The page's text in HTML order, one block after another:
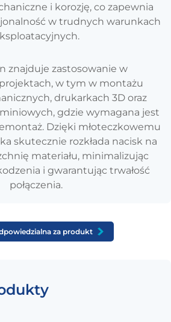
i korozję, co zapewnia
w trudnych warunkach
znajduje zastosowanie w
w tym w montażu
drukarkach 3D oraz
gdzie wymagana jest
Dzięki młoteczkowemu
skutecznie rozkłada nacisk na
materiału, minimalizując
i gwarantując trwałość
połączenia.
za produkt